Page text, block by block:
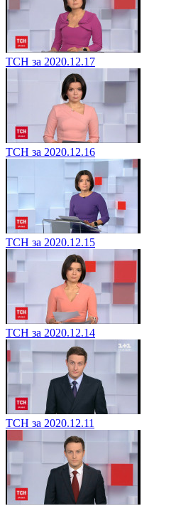
ТСН за 2020.12.17
ТСН за 2020.12.16
ТСН за 2020.12.15
ТСН за 2020.12.14
ТСН за 2020.12.11